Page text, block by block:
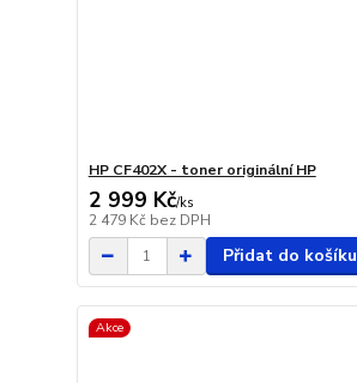
HP CF402X - toner originální HP
2 999 Kč/ks
2 479 Kč bez DPH
Přidat do košíku
Akce